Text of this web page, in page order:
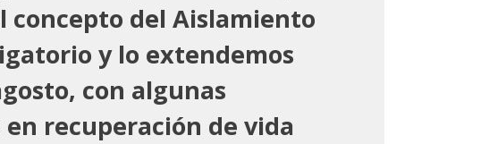
concepto del Aislamiento
y lo extendemos
con algunas
recuperación de vida